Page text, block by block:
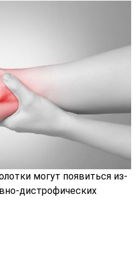
могут появиться из-
дистрофических